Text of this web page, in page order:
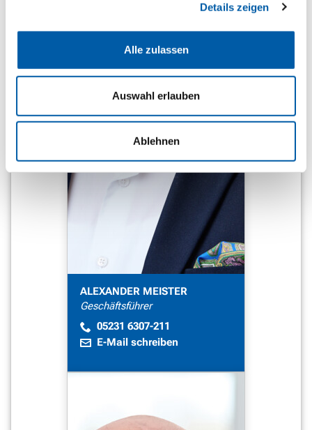
Details zeigen
Alle zulassen
Auswahl erlauben
Ablehnen
ALEXANDER MEISTER
Geschäftsführer
05231 6307-211
E-Mail schreiben